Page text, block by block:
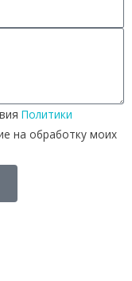
Политики
на обработку моих